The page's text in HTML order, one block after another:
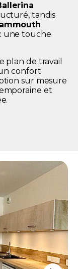
tandis
une touche
plan de travail
confort
sur mesure
et